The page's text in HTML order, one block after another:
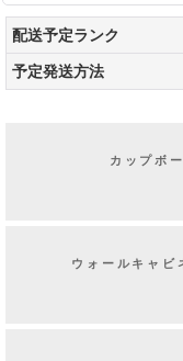
配送予定ランク
予定発送方法
カップボ
ウォールキャビ